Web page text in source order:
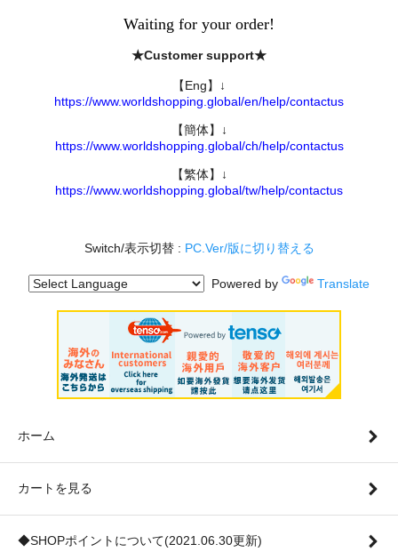
Waiting for your order!
★Customer support★
【Eng】↓
https://www.worldshopping.global/en/help/contactus
【簡体】↓
https://www.worldshopping.global/ch/help/contactus
【繁体】↓
https://www.worldshopping.global/tw/help/contactus
Switch/表示切替 : PC.Ver/版に切り替える
Powered by Translate
ホーム
カートを見る
◆SHOPポイントについて(2021.06.30更新)